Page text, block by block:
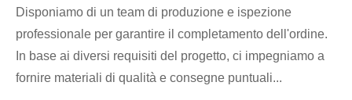
Disponiamo di un team di produzione e ispezione
professionale per garantire il completamento dell'ordine.
In base ai diversi requisiti del progetto, ci impegniamo a
fornire materiali di qualità e consegne puntuali...